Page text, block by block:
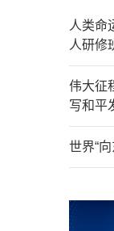
人类命
人研修
伟大征
写和平
世界“